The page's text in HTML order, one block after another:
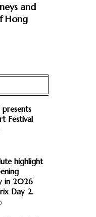
and
Hong
presents
Festival
highlight
in 2026
Day 2.